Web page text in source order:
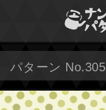
パターン No.305